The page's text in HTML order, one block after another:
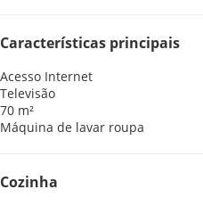
Características principais
Acesso Internet
Televisão
70 m²
Máquina de lavar roupa
Cozinha